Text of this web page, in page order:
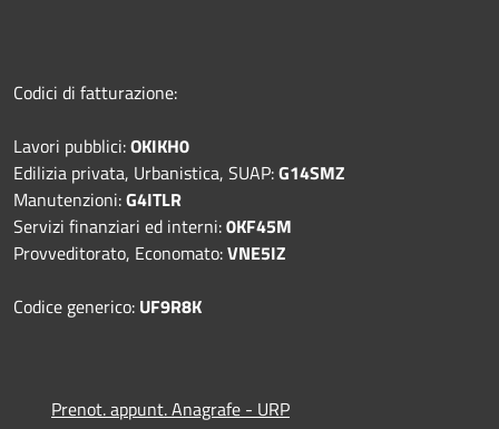
Codici di fatturazione:
Lavori pubblici:OKIKH0
Edilizia privata, Urbanistica, SUAP:G14SMZ
Manutenzioni:G4ITLR
Servizi finanziari ed interni:0KF45M
Provveditorato, Economato:VNE5IZ
Codice generico: UF9R8K
Prenot. appunt. Anagrafe - URP